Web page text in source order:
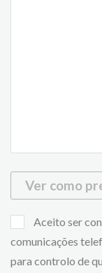
Ver como
Aceito ser
comunicações
para controlo de